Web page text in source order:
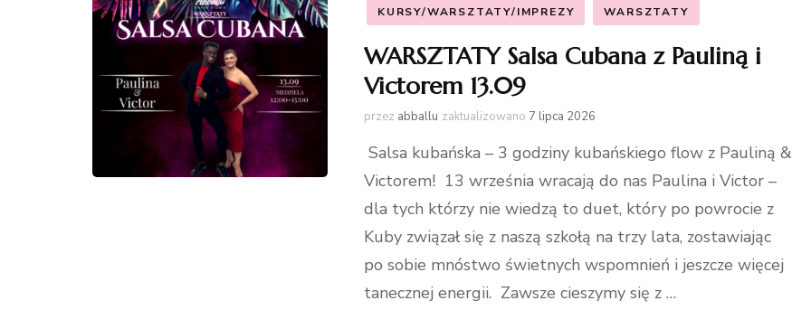
KURSY/WARSZTATY/IMPREZY WARSZTATY
WARSZTATY Salsa Cubana z Pauliną i
Victorem 13.09
przez abballu zaktualizowano 7 lipca 2026
Salsa kubańska – 3 godziny kubańskiego flow z Pauliną &
Victorem! 13 września wracają do nas Paulina i Victor –
dla tych którzy nie wiedzą to duet, który po powrocie z
Kuby związał się z naszą szkołą na trzy lata, zostawiając
po sobie mnóstwo świetnych wspomnień i jeszcze więcej
tanecznej energii. Zawsze cieszymy się z …